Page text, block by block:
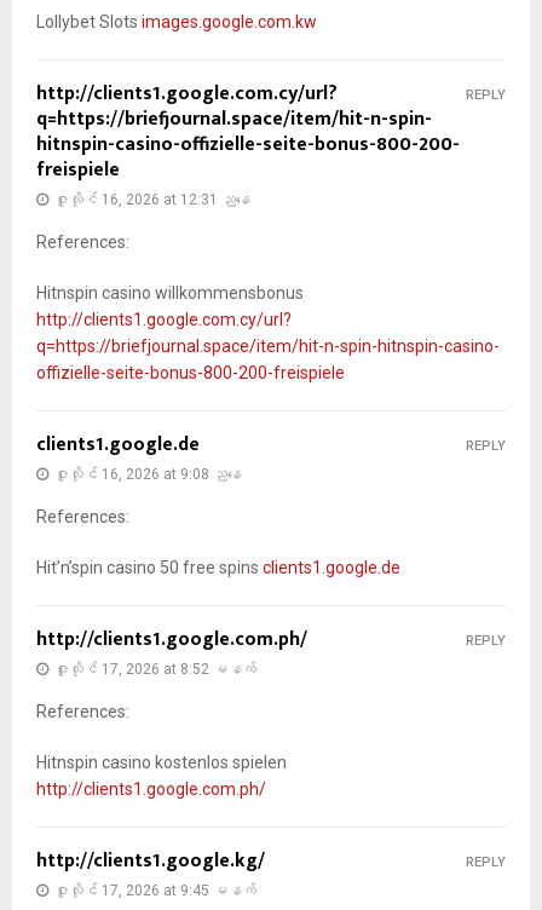
Lollybet Slots images.google.com.kw
http://clients1.google.com.cy/url?
q=https://briefjournal.space/item/hit-n-spin-
hitnspin-casino-offizielle-seite-bonus-800-200-
freispiele
ဇူလိုင် 16, 2026 at 12:31 ညနေ
References:
Hitnspin casino willkommensbonus
http://clients1.google.com.cy/url?
q=https://briefjournal.space/item/hit-n-spin-hitnspin-casino-
offizielle-seite-bonus-800-200-freispiele
REPLY
clients1.google.de
ဇူလိုင် 16, 2026 at 9:08 ညနေ
References:
Hit’n’spin casino 50 free spins clients1.google.de
REPLY
http://clients1.google.com.ph/
ဇူလိုင် 17, 2026 at 8:52 မနက်
References:
Hitnspin casino kostenlos spielen
http://clients1.google.com.ph/
REPLY
http://clients1.google.kg/
ဇူလိုင် 17, 2026 at 9:45 မနက်
REPLY